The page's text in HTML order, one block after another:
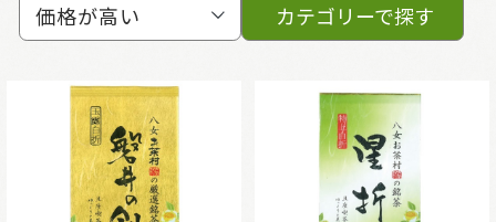
価格が高い
カテゴリーで探す